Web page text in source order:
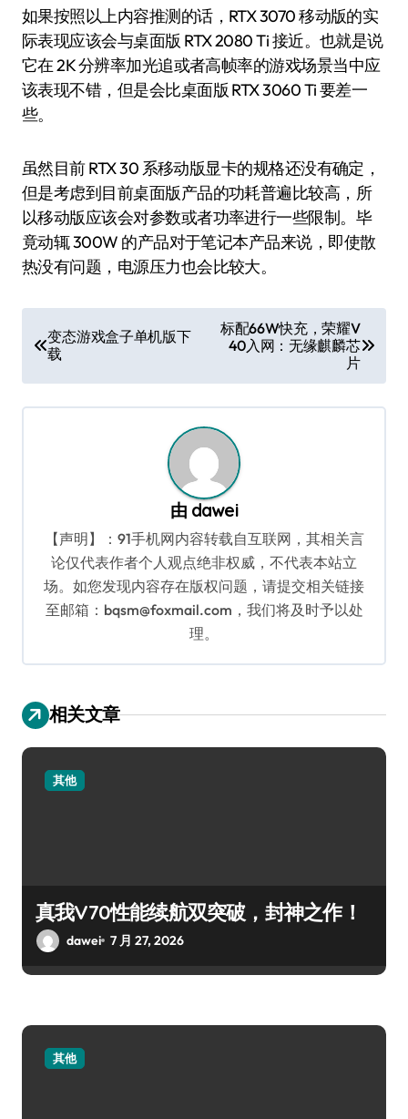
如果按照以上内容推测的话，RTX 3070 移动版的实
际表现应该会与桌面版 RTX 2080 Ti 接近。也就是说
它在 2K 分辨率加光追或者高帧率的游戏场景当中应
该表现不错，但是会比桌面版 RTX 3060 Ti 要差一
些。
虽然目前 RTX 30 系移动版显卡的规格还没有确定，
但是考虑到目前桌面版产品的功耗普遍比较高，所
以移动版应该会对参数或者功率进行一些限制。毕
竟动辄 300W 的产品对于笔记本产品来说，即使散
热没有问题，电源压力也会比较大。
章
导
航
变态游戏盒子单机版下
载
标配66W快充，荣耀V
40入网：无缘麒麟芯
片
由 dawei
【声明】：91手机网内容转载自互联网，其相关言
论仅代表作者个人观点绝非权威，不代表本站立
场。如您发现内容存在版权问题，请提交相关链接
至邮箱：bqsm@foxmail.com，我们将及时予以处
理。
相关文章
其他
真我V70性能续航双突破，封神之作！
dawei 7 月 27, 2026
其他